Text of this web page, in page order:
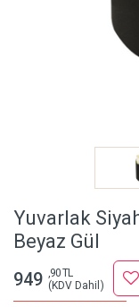
Yuvarlak
Beyaz Gül
949 ,90 TL
(KDV Dahil)